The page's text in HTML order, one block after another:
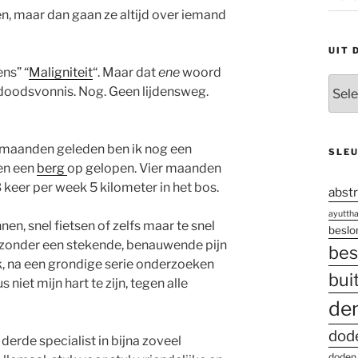
maar dan gaan ze altijd over iemand
“Maligniteit“. Maar datenewoord
Nog. Geen lijdensweg.
geleden ben ik nog een
een bergop gelopen. Vier maanden
per week 5 kilometer in het bos.
snel fietsen of zelfs maar te snel
een stekende, benauwende pijn
na een grondige serie onderzoeken
niet mijn hart te zijn, tegen alle
specialist in bijna zoveel
UIT
den
oude